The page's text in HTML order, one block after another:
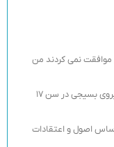
موافقت نمی کردند من
به جبهه بروم. با اصرار زیاد،سال 61 به عنوان نیروی بسیجی در سن 17
اصول و اعتقادات